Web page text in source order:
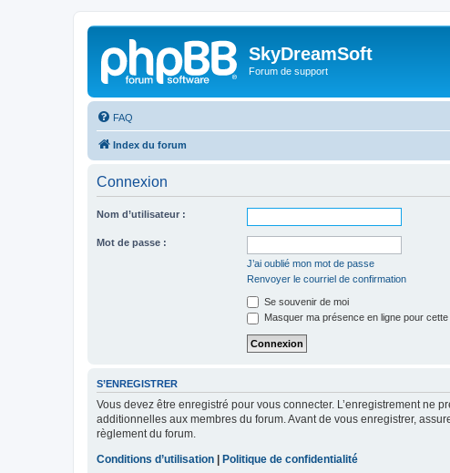
SkyDreamSoft
Forum de support
FAQ
Index du forum
Connexion
Nom d’utilisateur :
Mot de passe :
J’ai oublié mon mot de passe
Renvoyer le courriel de confirmation
Se souvenir de moi
Masquer ma présence en ligne pour
S’ENREGISTRER
Vous devez être enregistré pour vous connecter. L’enregistrement ne
additionnelles aux membres du forum. Avant de vous enregistrer,
règlement du forum.
Conditions d’utilisation
Politique de confidentialité